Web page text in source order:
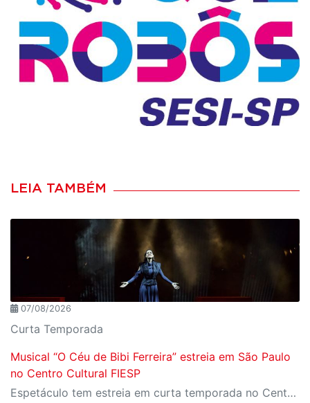
LEIA TAMBÉM
07/08/2026
Curta Temporada
Musical “O Céu de Bibi Ferreira” estreia em São Paulo
no Centro Cultural FIESP
Espetáculo tem estreia em curta temporada no Centro Cultural FIESP, no dia 20 de agosto, às 20h.